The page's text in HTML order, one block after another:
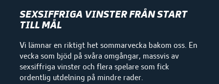
SEXSIFFRIGA VINSTER FRÅN START
TILL MÅL
Vi lämnar en riktigt het sommarvecka bakom oss. En
vecka som bjöd på svåra omgångar, massvis av
sexsiffriga vinster och flera spelare som fick
ordentlig utdelning på mindre rader.